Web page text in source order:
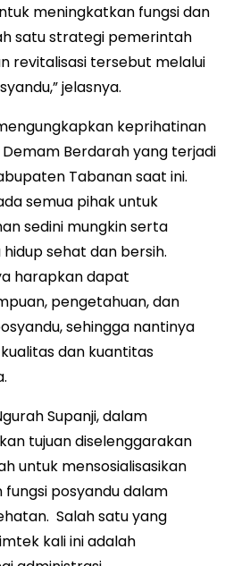
meningkatkan fungsi dan
satu strategi pemerintah
revitalisasi tersebut melalui
jelasnya.
keprihatinan
Berdarah yang terjadi
Tabanan saat ini.
semua pihak untuk
sedini mungkin serta
sehat dan bersih.
harapkan dapat
pengetahuan, dan
sehingga nantinya
dan kuantitas
Supanji, dalam
tujuan diselenggarakan
untuk mensosialisasikan
posyandu dalam
Salah satu yang
kali ini adalah